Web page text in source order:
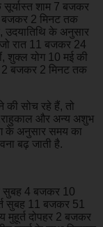
सूर्यास्त शाम 7 बजकर
बजकर 2 मिनट तक
उदयातिथि के अनुसार
जो रात 11 बजकर 24
शुक्ल योग 10 मई की
2 बजकर 2 मिनट तक
की सोच रहे हैं, तो
और अन्य अशुभ
के अनुसार समय का
बढ़ जाती है.
सुबह 4 बजकर 10
सुबह 11 बजकर 51
मुहूर्त दोपहर 2 बजकर